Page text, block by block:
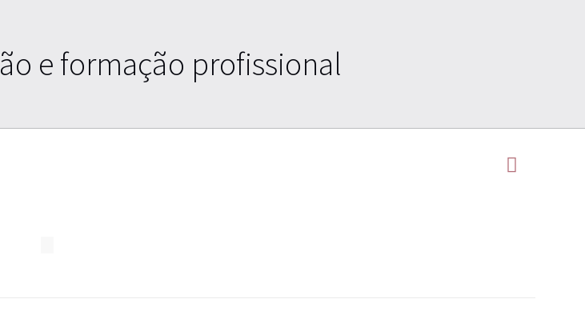
e formação profissional